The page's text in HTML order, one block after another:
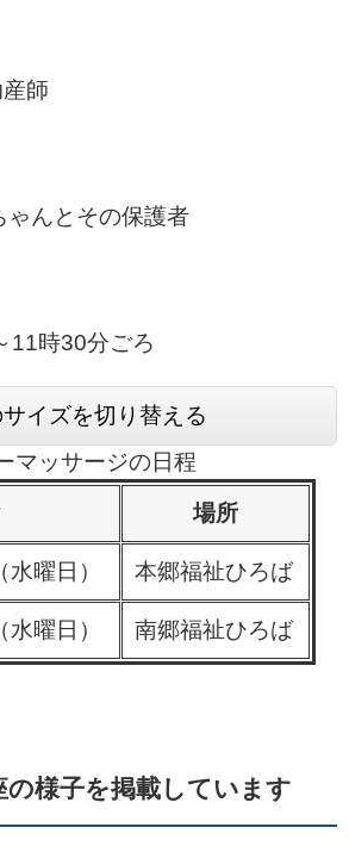
師
ゃんとその保護者
11時30分ごろ
イズを切り替える
マッサージの日程
場所
曜日） 本郷福祉ひろば
曜日） 南郷福祉ひろば
の様子を掲載しています